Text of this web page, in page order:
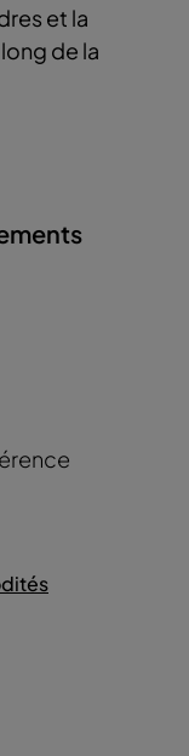
et la
de la